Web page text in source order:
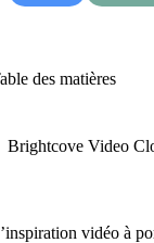
des matières
Brightcove Video
vidéo à